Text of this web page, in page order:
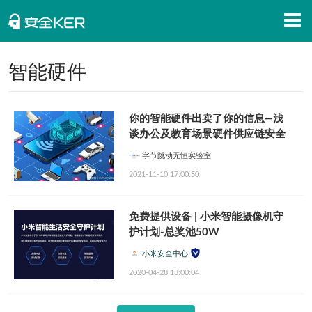
首页
安全资讯
招聘信息
安全活动
智能硬件
你的智能硬件出卖了你的信息—浅
谈办公及教育场景硬件供应链安全
字节跳动无恒实验室
2021-11-10 17:00:50
免费提供设备 | 小米智能摄像机守
护计划-总奖池50W
小米安全中心
2020-04-28 18:00:04